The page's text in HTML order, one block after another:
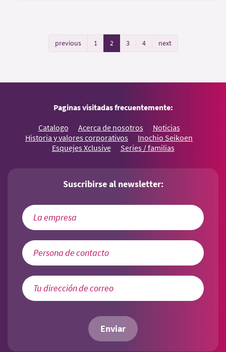
previous 1 2 3 4 next
Paginas visitadas frecuentemente:
Catalogo Acerca de nosotros
Noticias
Historia y valores corporativos
Inochio Seikoen
Esquejes Xclusive
Series / familias
Suscribirse al newsletter:
Enviar